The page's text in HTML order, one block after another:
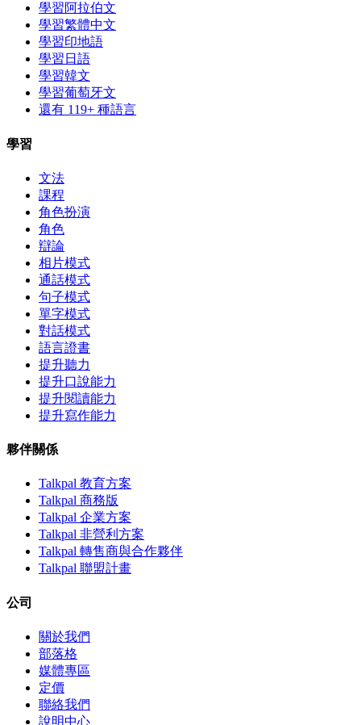
學習阿拉伯文
學習繁體中文
學習印地語
學習日語
學習韓文
學習葡萄牙文
還有 119+ 種語言
學習
文法
課程
角色扮演
角色
辯論
相片模式
通話模式
句子模式
單字模式
對話模式
語言證書
提升聽力
提升口說能力
提升閱讀能力
提升寫作能力
夥伴關係
Talkpal 教育方案
Talkpal 商務版
Talkpal 企業方案
Talkpal 非營利方案
Talkpal 轉售商與合作夥伴
Talkpal 聯盟計畫
公司
關於我們
部落格
媒體專區
定價
聯絡我們
說明中心